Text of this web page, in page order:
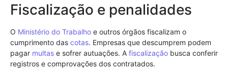
Fiscalização e penalidades
O Ministério do Trabalho e outros órgãos fiscalizam o
cumprimento das cotas. Empresas que descumprem podem
pagar multas e sofrer autuações. A fiscalização busca conferir
registros e comprovações dos contratados.